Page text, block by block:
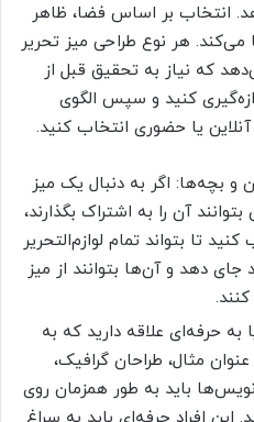
انتخاب بر اساس فضا، ظاهر
می‌کند. هر نوع طراحی میز تحریر
که نیاز به تحقیق قبل از
کنید و سپس الگوی
یا حضوری انتخاب کنید.
و بچه‌ها: اگر به دنبال یک میز
آن را به اشتراک بگذارند،
کنید تا بتواند تمام لوازم‌التحریر
دهد و آن‌ها بتوانند از میز
به حرفه‌ای علاقه دارید که به
مثال، طراحان گرافیک،
باید به طور همزمان روی